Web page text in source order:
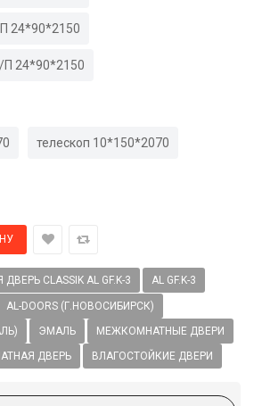
24*90*2150
П 24*90*2150
телескоп 10*150*2070
CLASSIK AL GF.K-3 AL GF.K-3
AL-DOORS (Г.НОВОСИБИРСК)
ЭМАЛЬ МЕЖКОМНАТНЫЕ ДВЕРИ
ДВЕРЬ ВЛАГОСТОЙКИЕ ДВЕРИ